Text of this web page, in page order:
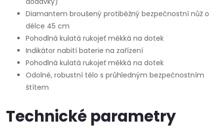
Diamantem broušený protiběžný bezpečnostní nůž o
délce 45 cm
Pohodlná kulatá rukojeť měkká na dotek
Indikátor nabití baterie na zařízení
Pohodlná kulatá rukojeť měkká na dotek
Odolné, robustní tělo s průhledným bezpečnostním
štítem
Technické parametry